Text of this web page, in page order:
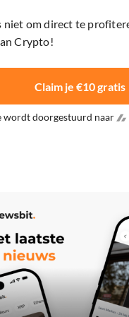
niet om direct te
Crypto!
Claim je €10 gratis
wordt doorgestuurd naar